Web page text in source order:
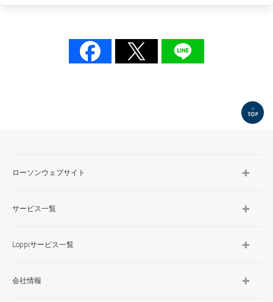
ローソンウェブサイト
サービス一覧
Loppiサービス一覧
会社情報